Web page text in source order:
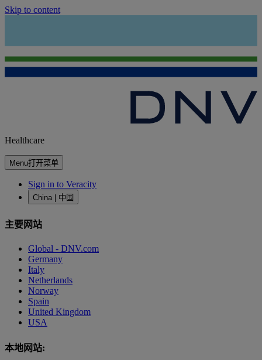
Skip to content
Healthcare
Menu打开菜单
Sign in to Veracity
China | 中国
主要网站
Global - DNV.com
Germany
Italy
Netherlands
Norway
Spain
United Kingdom
USA
本地网站: